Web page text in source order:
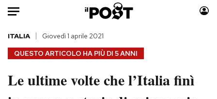
HOME
Italia
Moda
QUESTO ARTICOLO HA PIÙ DI 5 ANNI
ITALIA Giovedì 1 aprile 2021
Le ultime volte che l’Italia finì